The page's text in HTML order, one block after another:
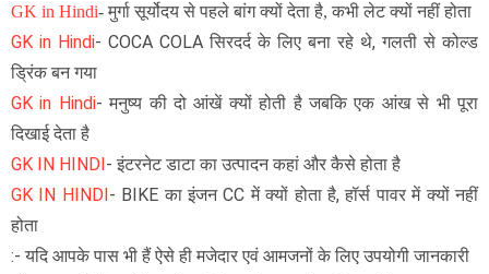
GK in Hindi- मुर्गा सूर्योदय से पहले बांग क्यों देता है, कभी लेट क्यों नहीं होता
GK in Hindi- COCA COLA सिरदर्द के लिए बना रहे थे, गलती से कोल्ड
ड्रिंक बन गया
GK in Hindi-मनुष्य की दो आंखें क्यों होती है जबकि एक आंख से भी पूरा
दिखाई देता है
GK IN HINDI- इंटरनेट डाटा का उत्पादन कहां और कैसे होता है
GK IN HINDI- BIKE का इंजन CC में क्यों होता है, हॉर्स पावर में क्यों नहीं
होता
:- यदि आपके पास भी हैं ऐसे ही मजेदार एवं आमजनों के लिए उपयोगी जानकारी